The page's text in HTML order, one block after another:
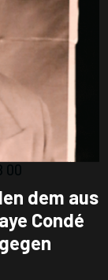
e.V.
00
dem aus
Condé